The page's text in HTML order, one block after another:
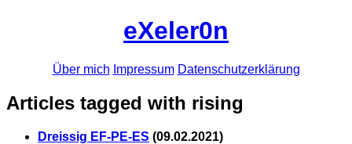
eXeler0n
Über mich Impressum Datenschutzerklärung
Articles tagged with rising
Dreissig EF-PE-ES (09.02.2021)